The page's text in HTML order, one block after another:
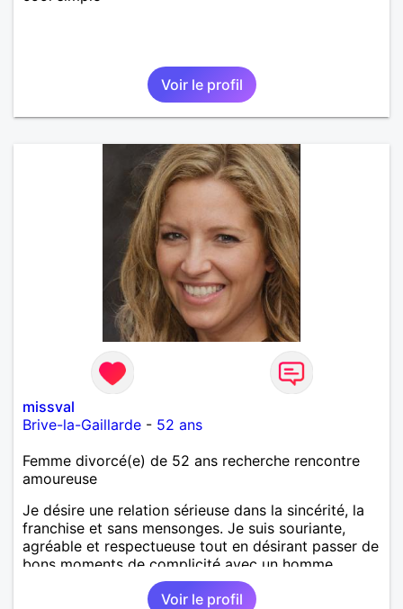
Voir le profil
missval
Brive-la-Gaillarde - 52 ans
Femme divorcé(e) de 52 ans recherche rencontre
amoureuse
Je désire une relation sérieuse dans la sincérité, la
franchise et sans mensonges. Je suis souriante,
agréable et respectueuse tout en désirant passer de
bons moments de complicité avec un homme
voulant aller dans la même direction que moi.
Voir le profil